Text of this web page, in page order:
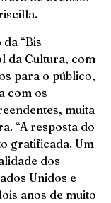
“Bis
da Cultura, com
para o público,
com os
muita
“A resposta do
gratificada. Um
dos
Unidos e
anos de muito